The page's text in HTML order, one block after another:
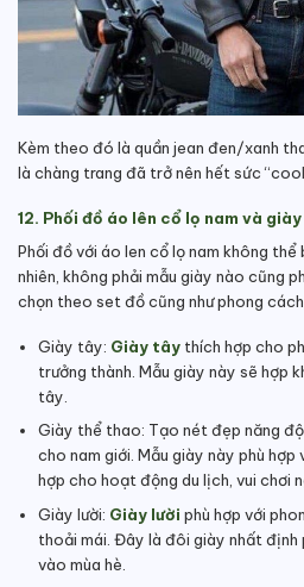
Kèm theo đó là quần jean đen/xanh
là chàng trang đã trở nên hết sức
12. Phối đồ áo lên cổ lọ nam và giày
Phối đồ với áo len cổ lọ nam không thể
nhiên, không phải mẫu giày nào cũng
chọn theo set đồ cũng như phong
Giày tây: Giày tâythích hợp cho
trưởng thành. Mẫu giày này sẽ hợp
tây.
Giày thể thao: Tạo nét đẹp năng
cho nam giới. Mẫu giày này phù
hợp cho hoạt động du lịch, vui chơi
Giày lười: Giày lười phù hợp với
thoải mái. Đây là đôi giày nhất
vào mùa hè.